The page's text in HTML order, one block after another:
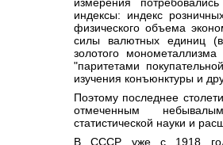
индексы: индекс
физического объема
силы валютных единиц
золотого
"паритетами
изучения конъюнктуры и
Поэтому последнее
отмеченным
статистической науки и
В СССР уже с 1918 года